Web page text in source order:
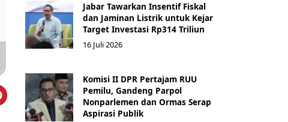
Jabar Tawarkan Insentif Fiskal
dan Jaminan Listrik untuk Kejar
Target Investasi Rp314 Triliun
16 Juli 2026
Komisi II DPR Pertajam RUU
Pemilu, Gandeng Parpol
Nonparlemen dan Ormas Serap
Aspirasi Publik